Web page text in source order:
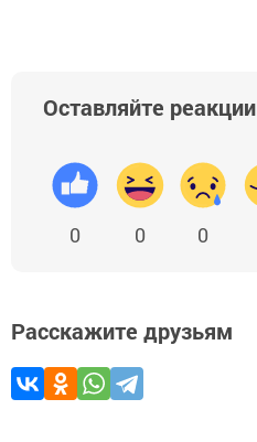
Оставляйте реакции
0 0 0
Расскажите друзьям